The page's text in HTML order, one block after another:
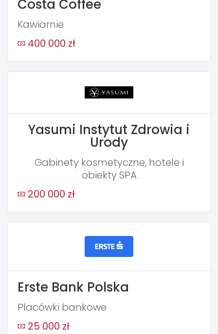
Costa Coffee
Kawiarnie
400 000 zł
Yasumi Instytut Zdrowia i
Urody
Gabinety kosmetyczne, hotele i
obiekty SPA
200 000 zł
Erste Bank Polska
Placówki bankowe
25 000 zł